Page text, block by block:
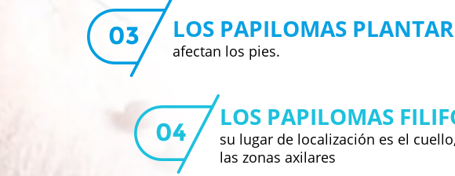
LOS PAPILOMAS
afectan los pies.
LOS PAPILOMAS
su lugar de localización es el
las zonas axilares